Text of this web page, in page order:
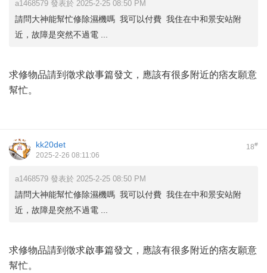
a1468579 發表於 2025-2-25 08:50 PM
請問大神能幫忙修除濕機嗎 我可以付費 我住在中和景安站附
近，故障是突然不過電 ...
求修物品請到徵求啟事篇發文，應該有很多附近的痞友願意
幫忙。
18#
kk20det
2025-2-26 08:11:06
a1468579 發表於 2025-2-25 08:50 PM
請問大神能幫忙修除濕機嗎 我可以付費 我住在中和景安站附
近，故障是突然不過電 ...
求修物品請到徵求啟事篇發文，應該有很多附近的痞友願意
幫忙。